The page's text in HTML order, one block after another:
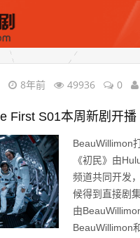
8年前 49936 0
First S01本周新剧开播
BeauWillimon
《初民》由
频道共同开发
候得到直接剧
由
BeauWillimon